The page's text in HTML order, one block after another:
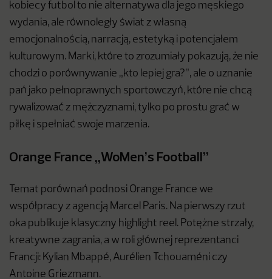
kobiecy futbol to nie alternatywa dla jego męskiego
wydania, ale równoległy świat z własną
emocjonalnością, narracją, estetyką i potencjałem
kulturowym. Marki, które to zrozumiały pokazują, że nie
chodzi o porównywanie „kto lepiej gra?”, ale o uznanie
pań jako pełnoprawnych sportowczyń, które nie chcą
rywalizować z mężczyznami, tylko po prostu grać w
piłkę i spełniać swoje marzenia.
Orange France „WoMen’s Football”
Temat porównań podnosi Orange France we
współpracy z agencją Marcel Paris. Na pierwszy rzut
oka publikuje klasyczny highlight reel. Potężne strzały,
kreatywne zagrania, a w roli głównej reprezentanci
Francji: Kylian Mbappé, Aurélien Tchouaméni czy
Antoine Griezmann.